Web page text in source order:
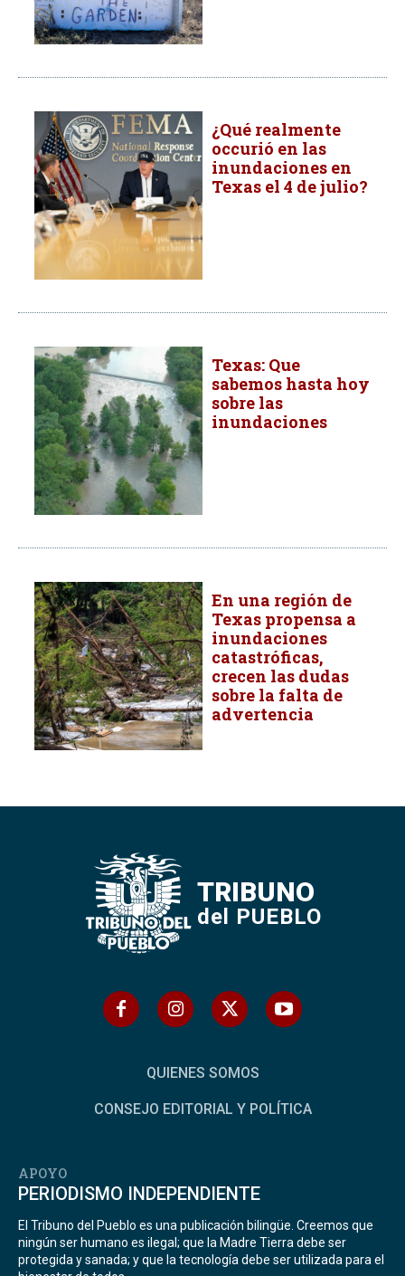
¿Qué realmente
occurió en las
inundaciones en
Texas el 4 de julio?
Texas: Que
sabemos hasta hoy
sobre las
inundaciones
En una región de
Texas propensa a
inundaciones
catastróficas,
crecen las dudas
sobre la falta de
advertencia
TRIBUNO
del PUEBLO
QUIENES SOMOS
CONSEJO EDITORIAL Y POLÍTICA
APOYO
PERIODISMO INDEPENDIENTE
El Tribuno del Pueblo es una publicación bilingüe. Creemos que
ningún ser humano es ilegal; que la Madre Tierra debe ser
protegida y sanada; y que la tecnología debe ser utilizada para el